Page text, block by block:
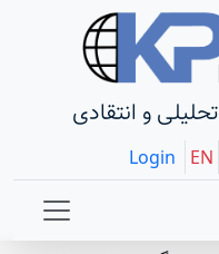
و انتقادی
Login EN